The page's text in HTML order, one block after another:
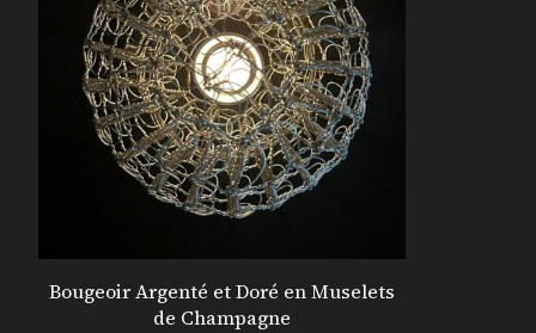
Bougeoir Argenté et Doré en Muselets
de Champagne